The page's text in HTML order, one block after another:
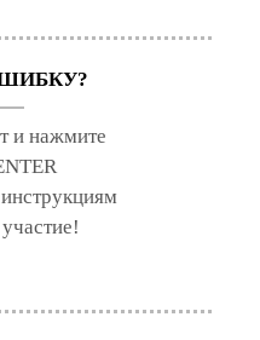
и нажмите